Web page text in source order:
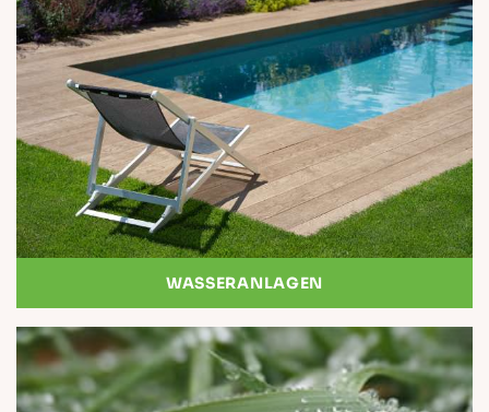
WASSERANLAGEN